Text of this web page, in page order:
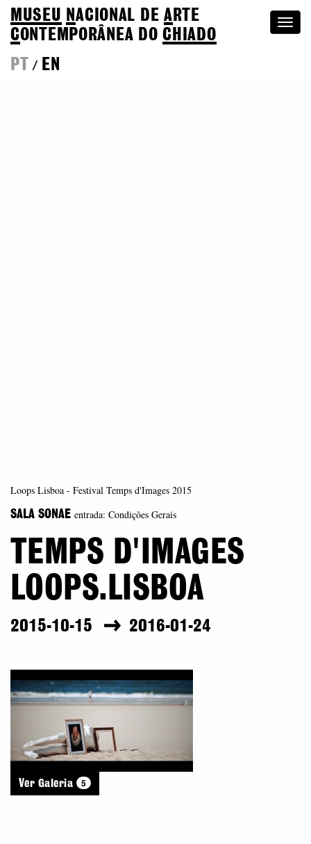
MUSEU NACIONAL DEA RTE
CONTEMPORÂNEA DOCHIADO
PT
/ EN
Loops Lisboa - Festival Temps d'Images 2015
SALA SONAE entrada: Condições Gerais
TEMPS D'IMAGES
LOOPS.LISBOA
2015-10-15 2016-01-24
Ver Galeria 5